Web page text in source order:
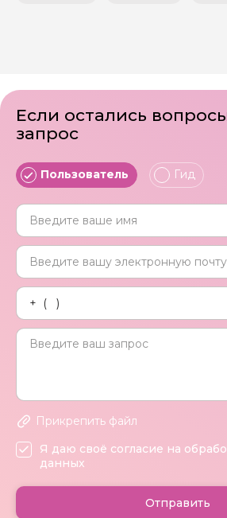
Если остались
запрос
Пользователь Гид
Прикрепить файл
Я даю своё согласие на
данных
Отправить